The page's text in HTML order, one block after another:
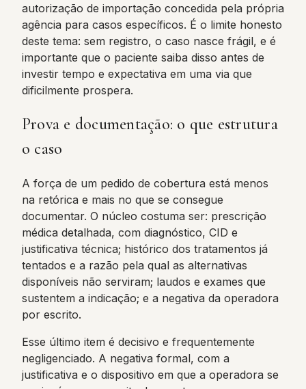
autorização de importação concedida pela própria
agência para casos específicos. É o limite honesto
deste tema: sem registro, o caso nasce frágil, e é
importante que o paciente saiba disso antes de
investir tempo e expectativa em uma via que
dificilmente prospera.
Prova e documentação: o que estrutura
o caso
A força de um pedido de cobertura está menos
na retórica e mais no que se consegue
documentar. O núcleo costuma ser: prescrição
médica detalhada, com diagnóstico, CID e
justificativa técnica; histórico dos tratamentos já
tentados e a razão pela qual as alternativas
disponíveis não serviram; laudos e exames que
sustentem a indicação; e a negativa da operadora
por escrito.
Esse último item é decisivo e frequentemente
negligenciado. A negativa formal, com a
justificativa e o dispositivo em que a operadora se